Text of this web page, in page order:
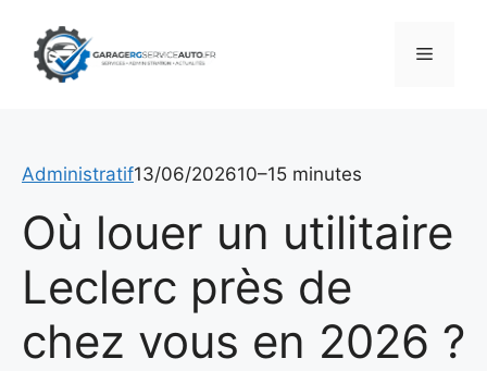
contenu
Menu
Administratif13/06/202610–15 minutes
Où louer un utilitaire
Leclerc près de
chez vous en 2026 ?